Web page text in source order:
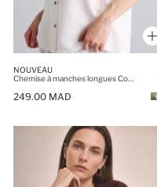
NOUVEAU
249.00 MAD